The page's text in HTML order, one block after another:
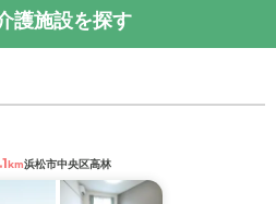
ージでは、32枚の施設写真
ることができます。
特徴
が完全無料で施設探しをサ
援1、要支援2、要介護1、要
料金プランをご確認頂けま
央区成子町12
0.6km浜松駅0.8km第一通
護施設を探す
km浜松市中央区高林